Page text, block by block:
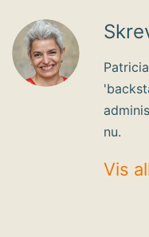
nu.
Vis